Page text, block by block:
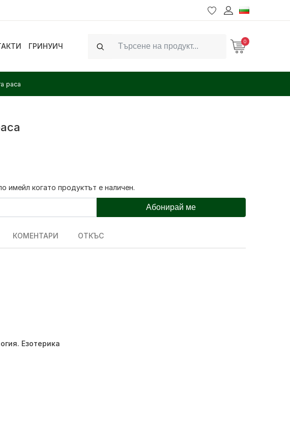
ГРИНУИЧ
Search
0
раса
имейл когато продуктът е наличен.
Абонирай ме
КОМЕНТАРИ ОТКЪС
Езотерика